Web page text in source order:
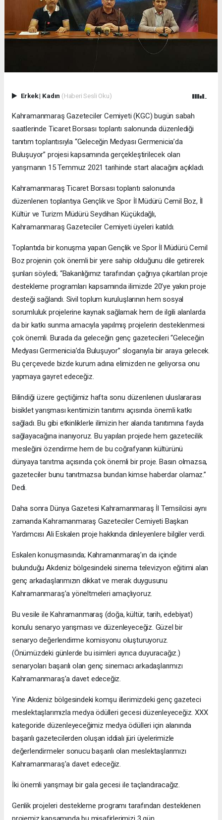
Erkek| Kadın (Haberi Sesli Oku)
Kahramanmaraş Gazeteciler Cemiyeti (KGC) bugün sabah
saatlerinde Ticaret Borsası toplantı salonunda düzenlediği
tanıtım toplantısıyla “Geleceğin Medyası Germenicia’da
Buluşuyor” projesi kapsamında gerçekleştirilecek olan
yarışmanın 15 Temmuz 2021 tarihinde start alacağını açıkladı.
Kahramanmaraş Ticaret Borsası toplantı salonunda
düzenlenen toplantıya Gençlik ve Spor İl Müdürü Cemil Boz, İl
Kültür ve Turizm Müdürü Seydihan Küçükdağlı,
Kahramanmaraş Gazeteciler Cemiyeti üyeleri katıldı.
Toplantıda bir konuşma yapan Gençlik ve Spor İl Müdürü Cemil
Boz projenin çok önemli bir yere sahip olduğunu dile getirerek
şunları söyledi; “Bakanlığımız tarafından çağrıya çıkartılan proje
destekleme programları kapsamında ilimizde 20’ye yakın proje
desteği sağlandı. Sivil toplum kuruluşlarının hem sosyal
sorumluluk projelerine kaynak sağlamak hem de ilgili alanlarda
da bir katkı sunma amacıyla yapılmış projelerin desteklenmesi
çok önemli. Burada da geleceğin genç gazetecileri “Geleceğin
Medyası Germenicia’da Buluşuyor” sloganıyla bir araya gelecek.
Bu çerçevede bizde kurum adına elimizden ne geliyorsa onu
yapmaya gayret edeceğiz.
Bilindiği üzere geçtiğimiz hafta sonu düzenlenen uluslararası
bisiklet yarışması kentimizin tanıtımı açısında önemli katkı
sağladı. Bu gibi etkinliklerle ilimizin her alanda tanıtımına fayda
sağlayacağına inanıyoruz. Bu yapılan projede hem gazetecilik
mesleğini özendirme hem de bu coğrafyanın kültürünü
dünyaya tanıtma açısında çok önemli bir proje. Basın olmazsa,
gazeteciler bunu tanıtmazsa bundan kimse haberdar olamaz.”
Dedi.
Daha sonra Dünya Gazetesi Kahramanmaraş İl Temsilcisi aynı
zamanda Kahramanmaraş Gazeteciler Cemiyeti Başkan
Yardımcısı Ali Eskalen proje hakkında dinleyenlere bilgiler verdi.
Eskalen konuşmasında; Kahramanmaraş’ın da içinde
bulunduğu Akdeniz bölgesindeki sinema televizyon eğitimi alan
genç arkadaşlarımızın dikkat ve merak duygusunu
Kahramanmaraş’a yöneltmeleri amaçlıyoruz.
Bu vesile ile Kahramanmaraş (doğa, kültür, tarih, edebiyat)
konulu senaryo yarışması ve düzenleyeceğiz. Güzel bir
senaryo değerlendirme komisyonu oluşturuyoruz.
(Önümüzdeki günlerde bu isimleri ayrıca duyuracağız.)
senaryoları başarılı olan genç sinemacı arkadaşlarımızı
Kahramanmaraş’a davet edeceğiz.
Yine Akdeniz bölgesindeki komşu illerimizdeki genç gazeteci
meslektaşlarımızla medya ödülleri gecesi düzenleyeceğiz. XXX
kategoride düzenleyeceğimiz medya ödülleri için alanında
başarılı gazetecilerden oluşan iddialı jüri üyelerimizle
değerlendirmeler sonucu başarılı olan meslektaşlarımızı
Kahramanmaraş’a davet edeceğiz.
İki önemli yarışmayı bir gala gecesi ile taçlandıracağız.
Genlik projeleri destekleme programı tarafından desteklenen